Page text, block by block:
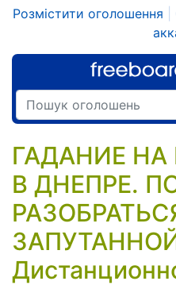
Розмістити оголошення
ГАДАНИЕ НА
В ДНЕПРЕ.